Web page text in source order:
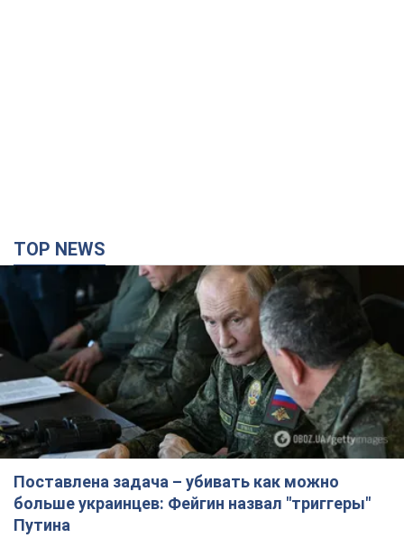
TOP NEWS
Поставлена задача – убивать как можно
больше украинцев: Фейгин назвал "триггеры"
Путина